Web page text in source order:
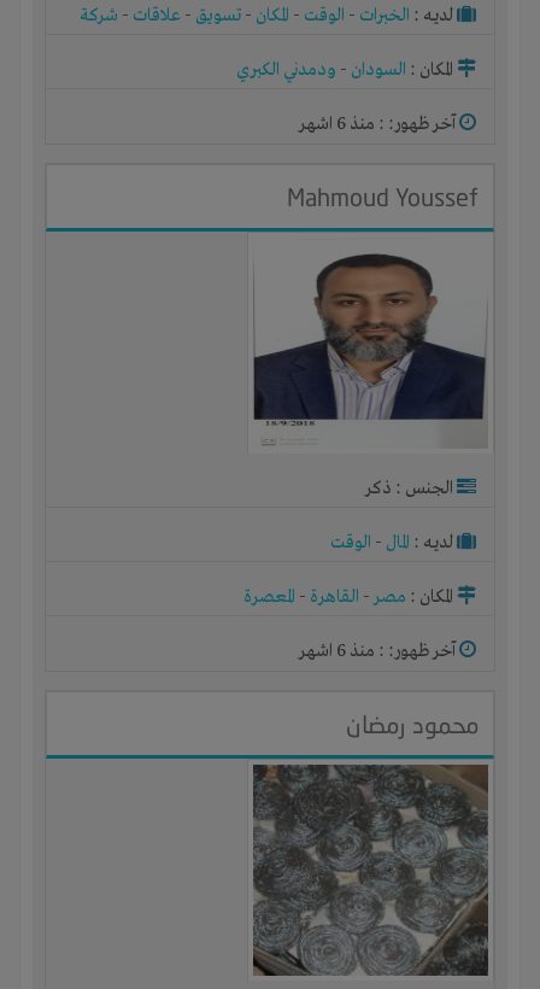
لديـه : الخبرات - الوقت - المكان - تسويق - علاقات - شركة
المكان : السودان - ودمدني الكبري
آخر ظهور: : منذ 6 اشهر
Mahmoud Youssef
الجنس : ذكر
لديـه : المال - الوقت
المكان : مصر- القاهرة - المعصرة
آخر ظهور: : منذ 6 اشهر
محمود رمضان